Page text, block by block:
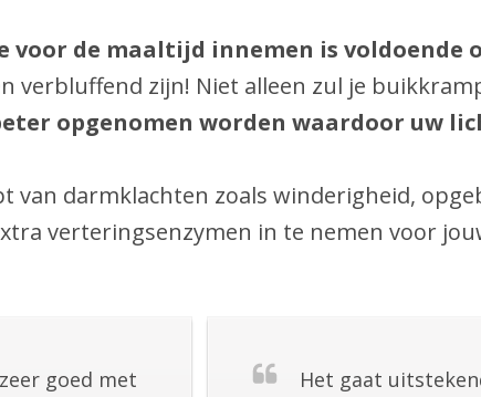
voor de maaltijd innemen is
verbluffend zijn! Niet alleen zul je
opgenomen worden waardoor uw
van darmklachten zoals winderigheid,
verteringsenzymen in te nemen voor
goed met
Het gaat